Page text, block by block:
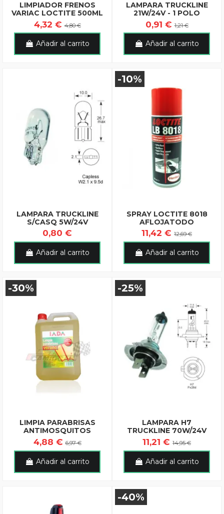
LIMPIADOR FRENOS
VARIAC LOCTITE 500ML
4,32 €4,80 €
Añadir al carrito
LAMPARA TRUCKLINE
21W/24V - 1 POLO
0,91 €1,21 €
Añadir al carrito
LAMPARA TRUCKLINE
S/CASQ 5W/24V
0,80 €
Añadir al carrito
-10%
SPRAY LOCTITE 8018
AFLOJATODO
11,42 € 12,69 €
Añadir al carrito
-30%
LIMPIA PARABRISAS
ANTIMOSQUITOS
4,88 €6,97 €
Añadir al carrito
-25%
LAMPARA H7
TRUCKLINE 70W/24V
11,21 € 14,95 €
Añadir al carrito
-40%